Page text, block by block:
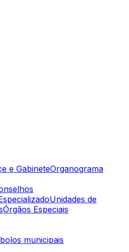
e GabineteOrganograma
Unidades de
Órgãos Especiais
municipais